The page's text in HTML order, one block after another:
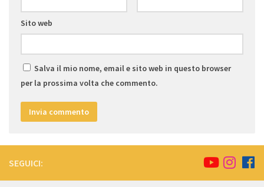
Sito web
Salva il mio nome, email e sito web in questo browser
per la prossima volta che commento.
SEGUICI: